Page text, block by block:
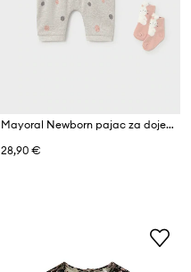
Mayoral Newborn pajac za dojenčke z bombažem
28,90 €